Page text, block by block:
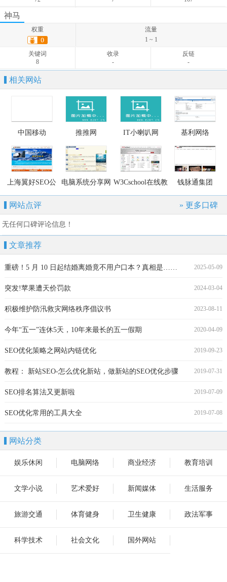
关键词
52
神马
权重
流量
1 ~ 1
关键词
8
收录
-
反链
-
相关网站
中国移动 推推网 IT小喇叭网 基利网络
上海翼好SEO公
司
电脑系统分享网 W3Cschool在线教 钱脉通集团
网站点评 » 更多口碑
无任何口碑评论信息！
文章推荐
2025-05-09
重磅！5 月 10 日起结婚离婚竟不用户口本？真相是……
2024-03-04
突发!苹果遭天价罚款
2023-08-11
积极维护防汛救灾网络秩序倡议书
2020-04-09
今年“五一”连休5天，10年来最长的五一假期
2019-09-23
SEO优化策略之网站内链优化
2019-07-31
教程： 新站SEO-怎么优化新站，做新站的SEO优化步骤
2019-07-09
SEO排名算法又更新啦
2019-07-08
SEO优化常用的工具大全
网站分类
娱乐休闲 电脑网络 商业经济 教育培训
文学小说 艺术爱好 新闻媒体 生活服务
旅游交通 体育健身 卫生健康 政法军事
科学技术 社会文化 国外网站